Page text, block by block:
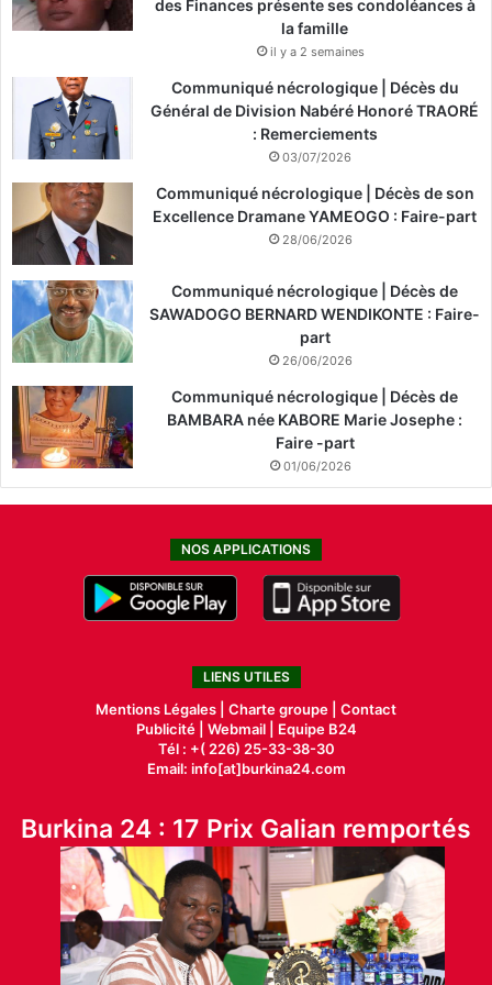
des Finances présente ses condoléances à
la famille
il y a 2 semaines
Communiqué nécrologique | Décès du
Général de Division Nabéré Honoré TRAORÉ
: Remerciements
03/07/2026
Communiqué nécrologique | Décès de son
Excellence Dramane YAMEOGO : Faire-part
28/06/2026
Communiqué nécrologique | Décès de
SAWADOGO BERNARD WENDIKONTE : Faire-
part
26/06/2026
Communiqué nécrologique | Décès de
BAMBARA née KABORE Marie Josephe :
Faire -part
01/06/2026
NOS APPLICATIONS
LIENS UTILES
Mentions Légales | Charte groupe | Contact
Publicité| Webmail |
Equipe B24
Tél : +( 226) 25-33-38-30
Email: info[at]burkina24.com
Burkina 24 : 17 Prix Galian remportés